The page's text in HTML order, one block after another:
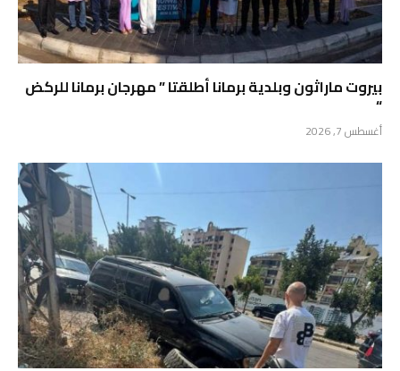
بيروت ماراثون وبلدية برمانا أطلقتا ” مهرجان برمانا للركض
“
أغسطس 7, 2026